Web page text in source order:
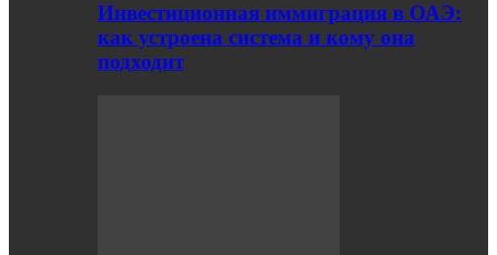
Инвестиционная иммиграция в ОАЭ:
как устроена система и кому она
подходит